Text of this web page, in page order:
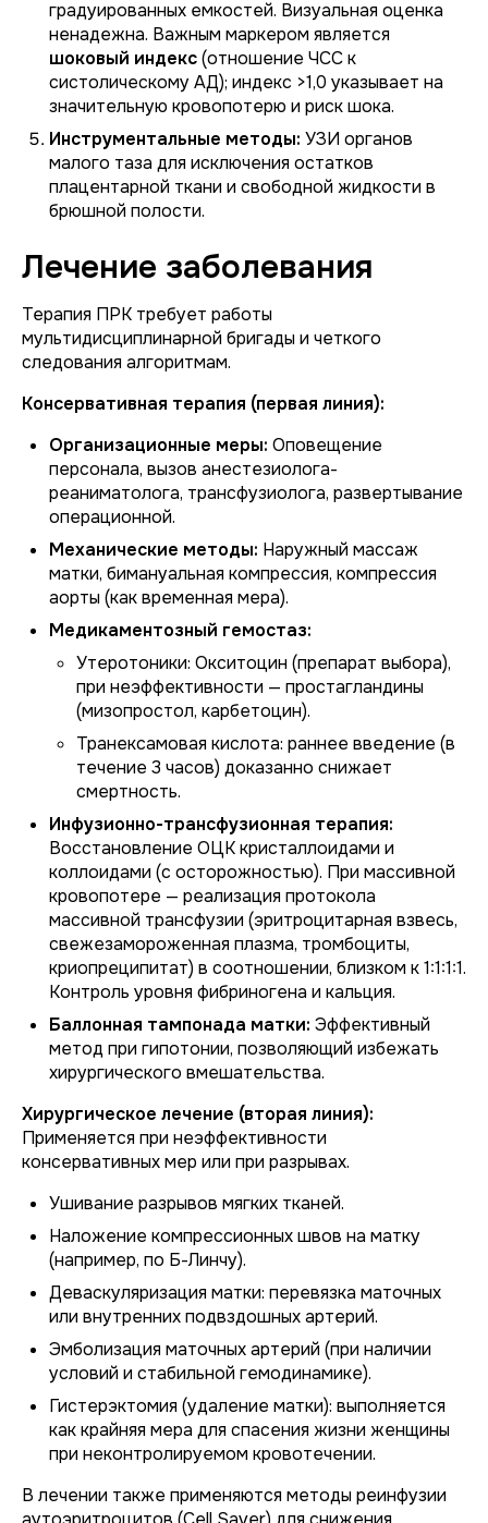
градуированных емкостей. Визуальная оценка
ненадежна. Важным маркером является
шоковый индекс(отношение ЧСС к
систолическому АД); индекс >1,0 указывает на
значительную кровопотерю и риск шока.
Инструментальные методы: УЗИ органов
малого таза для исключения остатков
плацентарной ткани и свободной жидкости в
брюшной полости.
Лечение заболевания
Терапия ПРК требует работы
мультидисциплинарной бригады и четкого
следования алгоритмам.
Консервативная терапия (первая линия):
Организационные меры: Оповещение
персонала, вызов анестезиолога-
реаниматолога, трансфузиолога, развертывание
операционной.
Механические методы: Наружный массаж
матки, бимануальная компрессия, компрессия
аорты (как временная мера).
Медикаментозный гемостаз:
Утеротоники: Окситоцин (препарат выбора),
при неэффективности — простагландины
(мизопростол, карбетоцин).
Транексамовая кислота: раннее введение (в
течение 3 часов) доказанно снижает
смертность.
Инфузионно-трансфузионная терапия:
Восстановление ОЦК кристаллоидами и
коллоидами (с осторожностью). При массивной
кровопотере — реализация протокола
массивной трансфузии (эритроцитарная взвесь,
свежезамороженная плазма, тромбоциты,
криопреципитат) в соотношении, близком к 1:1:1:1.
Контроль уровня фибриногена и кальция.
Баллонная тампонада матки: Эффективный
метод при гипотонии, позволяющий избежать
хирургического вмешательства.
Хирургическое лечение (вторая линия):
Применяется при неэффективности
консервативных мер или при разрывах.
Ушивание разрывов мягких тканей.
Наложение компрессионных швов на матку
(например, по Б-Линчу).
Деваскуляризация матки: перевязка маточных
или внутренних подвздошных артерий.
Эмболизация маточных артерий (при наличии
условий и стабильной гемодинамике).
Гистерэктомия (удаление матки): выполняется
как крайняя мера для спасения жизни женщины
при неконтролируемом кровотечении.
В лечении также применяются методы реинфузии